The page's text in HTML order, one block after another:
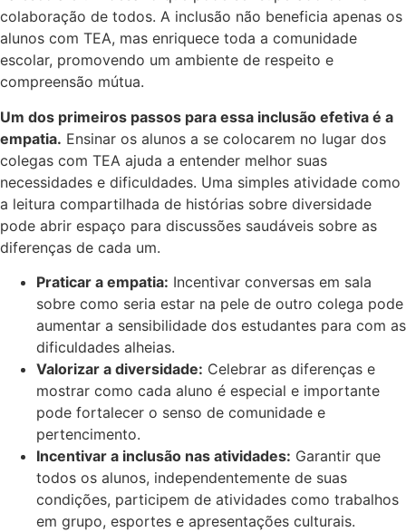
colaboração de todos. A inclusão não beneficia apenas os
alunos com TEA, mas enriquece toda a comunidade
escolar, promovendo um ambiente de respeito e
compreensão mútua.
Um dos primeiros passos para essa inclusão efetiva é a
empatia. Ensinar os alunos a se colocarem no lugar dos
colegas com TEA ajuda a entender melhor suas
necessidades e dificuldades. Uma simples atividade como
a leitura compartilhada de histórias sobre diversidade
pode abrir espaço para discussões saudáveis sobre as
diferenças de cada um.
Praticar a empatia: Incentivar conversas em sala
sobre como seria estar na pele de outro colega pode
aumentar a sensibilidade dos estudantes para com as
dificuldades alheias.
Valorizar a diversidade: Celebrar as diferenças e
mostrar como cada aluno é especial e importante
pode fortalecer o senso de comunidade e
pertencimento.
Incentivar a inclusão nas atividades: Garantir que
todos os alunos, independentemente de suas
condições, participem de atividades como trabalhos
em grupo, esportes e apresentações culturais.